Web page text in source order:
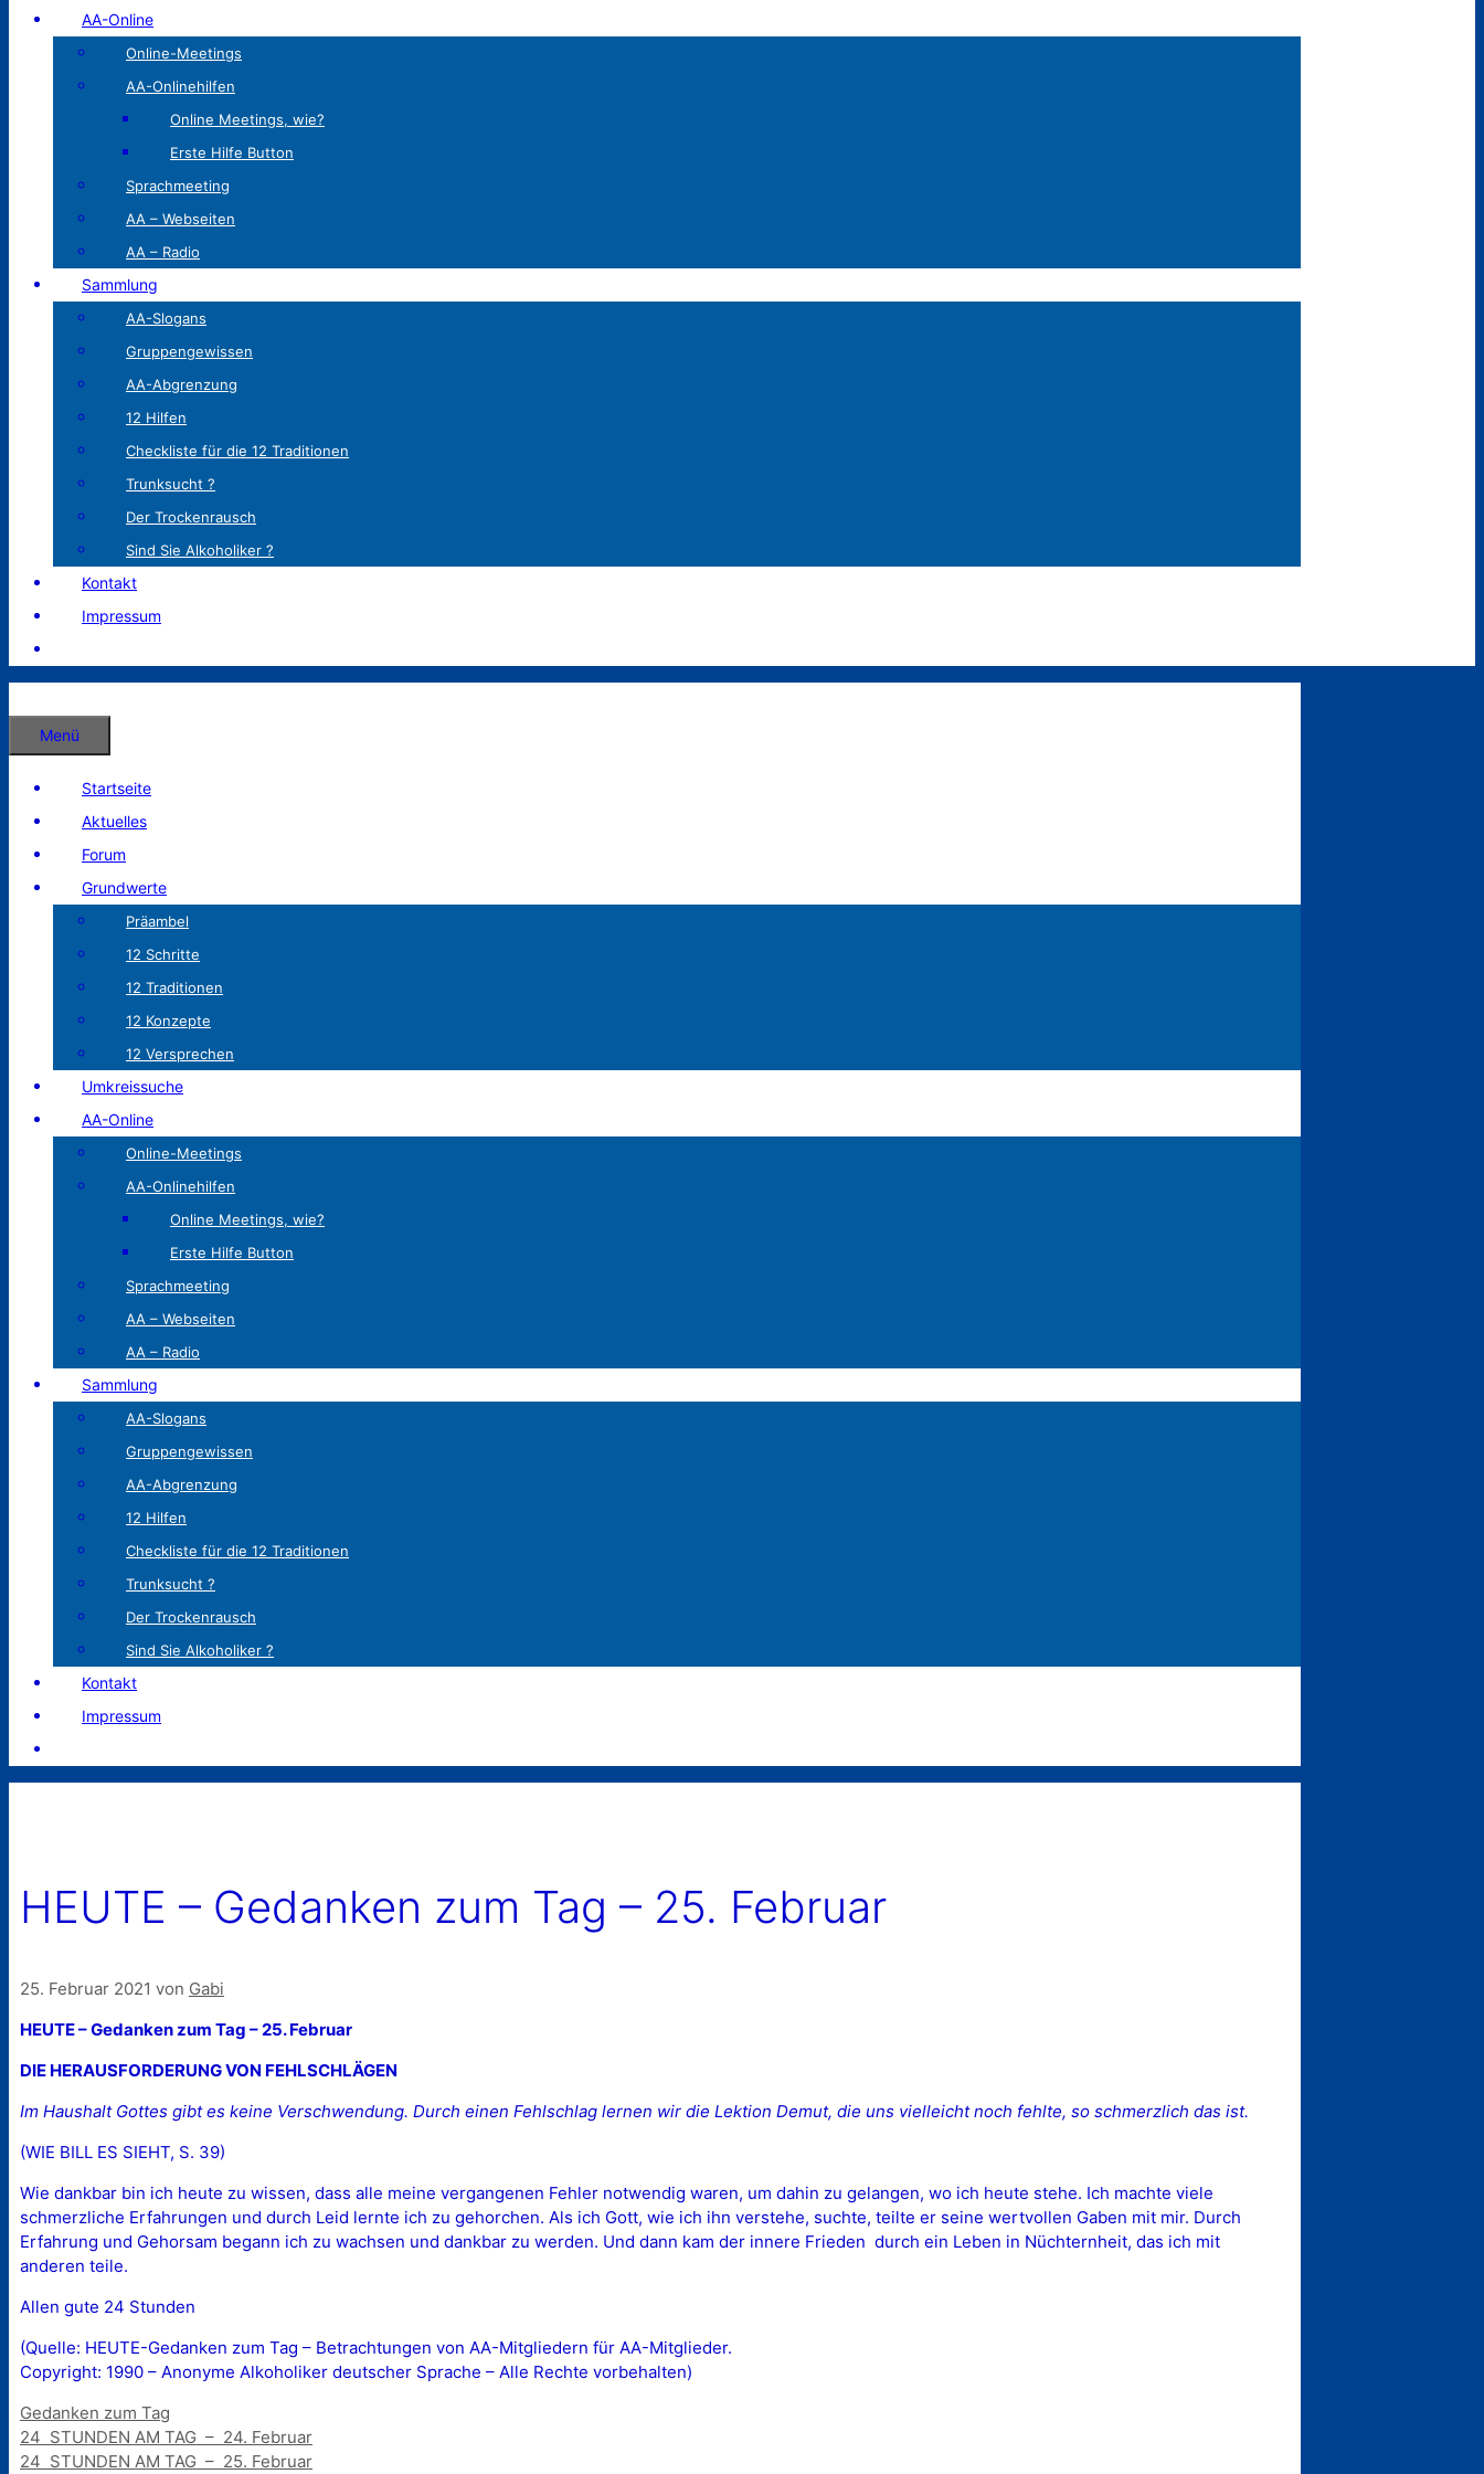
AA-Online
Online-Meetings
AA-Onlinehilfen
Online Meetings, wie?
Erste Hilfe Button
Sprachmeeting
AA – Webseiten
AA – Radio
Sammlung
AA-Slogans
Gruppengewissen
AA-Abgrenzung
12 Hilfen
Checkliste für die 12 Traditionen
Trunksucht ?
Der Trockenrausch
Sind Sie Alkoholiker ?
Kontakt
Impressum
Menü
Startseite
Aktuelles
Forum
Grundwerte
Präambel
12 Schritte
12 Traditionen
12 Konzepte
12 Versprechen
Umkreissuche
AA-Online
Online-Meetings
AA-Onlinehilfen
Online Meetings, wie?
Erste Hilfe Button
Sprachmeeting
AA – Webseiten
AA – Radio
Sammlung
AA-Slogans
Gruppengewissen
AA-Abgrenzung
12 Hilfen
Checkliste für die 12 Traditionen
Trunksucht ?
Der Trockenrausch
Sind Sie Alkoholiker ?
Kontakt
Impressum
HEUTE – Gedanken zum Tag – 25. Februar
25. Februar 2021 von Gabi
HEUTE – Gedanken zum Tag – 25. Februar
DIE HERAUSFORDERUNG VON FEHLSCHLÄGEN
Im Haushalt Gottes gibt es keine Verschwendung. Durch einen Fehlschlag lernen wir die Lektion Demut, die uns vielleicht noch fehlte, so schmerzlich das ist.
(WIE BILL ES SIEHT, S. 39)
Wie dankbar bin ich heute zu wissen, dass alle meine vergangenen Fehler notwendig waren, um dahin zu gelangen, wo ich heute stehe. Ich machte viele
schmerzliche Erfahrungen und durch Leid lernte ich zu gehorchen. Als ich Gott, wie ich ihn verstehe, suchte, teilte er seine wertvollen Gaben mit mir. Durch
Erfahrung und Gehorsam begann ich zu wachsen und dankbar zu werden. Und dann kam der innere Frieden  durch ein Leben in Nüchternheit, das ich mit
anderen teile.
Allen gute 24 Stunden
(Quelle: HEUTE-Gedanken zum Tag – Betrachtungen von AA-Mitgliedern für AA-Mitglieder.
Copyright: 1990 – Anonyme Alkoholiker deutscher Sprache – Alle Rechte vorbehalten)
Kategorien
Gedanken zum Tag
24 STUNDEN AM TAG – 24. Februar
24 STUNDEN AM TAG – 25. Februar